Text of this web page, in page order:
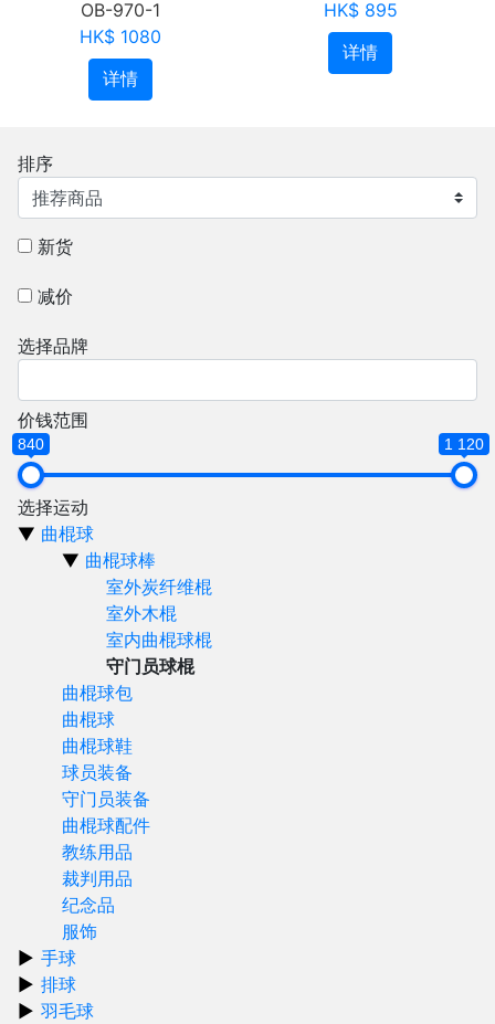
OB-970-1
HK$ 1080
详情
HK$ 895
详情
排序
新货
减价
选择品牌
价钱范围
840 1 120
选择运动
曲棍球
曲棍球棒
室外炭纤维棍
室外木棍
室内曲棍球棍
守门员球棍
曲棍球包
曲棍球
曲棍球鞋
球员装备
守门员装备
曲棍球配件
教练用品
裁判用品
纪念品
服饰
手球
排球
羽毛球